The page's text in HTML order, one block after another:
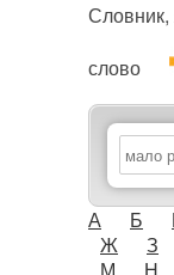
слово
А Б
Ж
З